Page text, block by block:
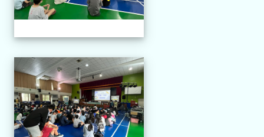
114.04.21 榮興採茶劇團演